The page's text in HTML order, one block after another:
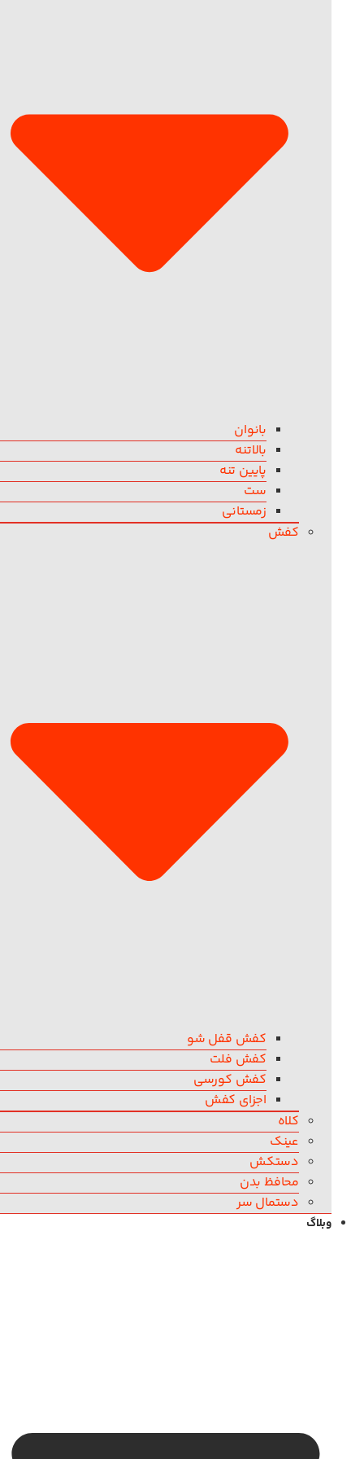
بانوان
بالاتنه
پایین تنه
ست
زمستانی
کفش
کفش قفل شو
کفش فلت
کفش کورسی
اجزای کفش
کلاه
عینک
دستکش
محافظ بدن
دستمال سر
وبلاگ